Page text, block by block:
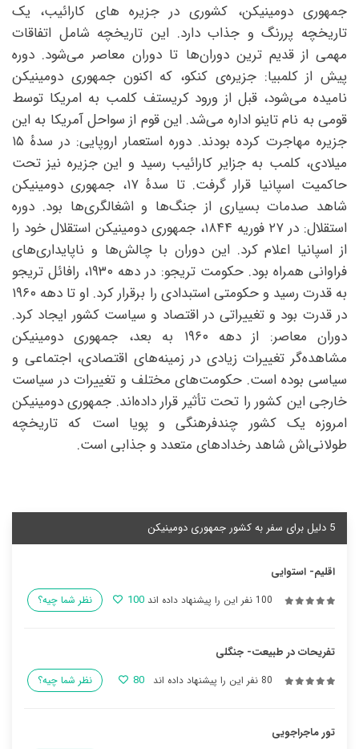
جمهوری دومینیکن، کشوری در جزیره های کارائیب، یک
تاریخچه پررنگ و جذاب دارد. این تاریخچه شامل اتفاقات
مهمی از قدیم ترین دوران‌ها تا دوران معاصر می‌شود. دوره
پیش از کلمبیا: جزیره‌ی کنکو، که اکنون جمهوری دومینیکن
نامیده می‌شود، قبل از ورود کریستف کلمب به امریکا توسط
قومی به نام تاینو اداره می‌شد. این قوم از سواحل آمریکا به این
جزیره مهاجرت کرده بودند. دوره استعمار اروپایی: در سدهٔ ۱۵
میلادی، کلمب به جزایر کارائیب رسید و این جزیره نیز تحت
حاکمیت اسپانیا قرار گرفت. تا سدهٔ ۱۷، جمهوری دومینیکن
شاهد صدمات بسیاری از جنگ‌ها و اشغالگری‌ها بود. دوره
استقلال: در ۲۷ فوریه ۱۸۴۴، جمهوری دومینیکن استقلال خود را
از اسپانیا اعلام کرد. این دوران با چالش‌ها و ناپایداری‌های
فراوانی همراه بود. حکومت تریجو: در دهه ۱۹۳۰، رافائل تریجو
به قدرت رسید و حکومتی استبدادی را برقرار کرد. او تا دهه ۱۹۶۰
در قدرت بود و تغییراتی در اقتصاد و سیاست کشور ایجاد کرد.
دوران معاصر: از دهه ۱۹۶۰ به بعد، جمهوری دومینیکن
مشاهده‌گر تغییرات زیادی در زمینه‌های اقتصادی، اجتماعی و
سیاسی بوده است. حکومت‌های مختلف و تغییرات در سیاست
خارجی این کشور را تحت تأثیر قرار داده‌اند. جمهوری دومینیکن
امروزه یک کشور چندفرهنگی و پویا است که تاریخچه
طولانی‌اش شاهد رخدادهای متعدد و جذابی است.
5 دلیل برای سفر به کشور جمهوری دومینیکن
اقلیم- استوایی
100 نفر این را پیشنهاد داده اند 100 نظر شما چیه؟
تفریحات در طبیعت- جنگلی
80 نفر این را پیشنهاد داده اند 80 نظر شما چیه؟
تور ماجراجویی